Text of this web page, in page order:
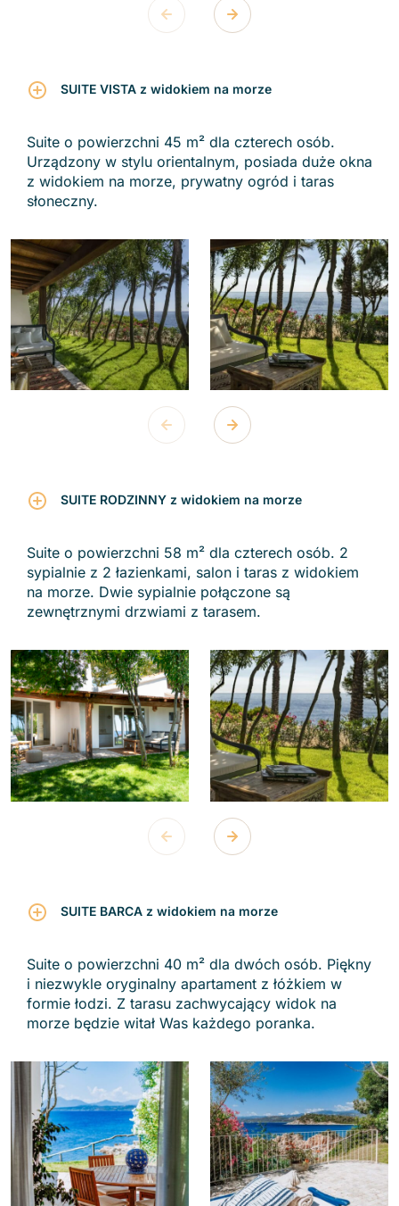
SUITE VISTA z widokiem na morze
Suite o powierzchni 45 m² dla czterech osób.
Urządzony w stylu orientalnym, posiada duże okna
z widokiem na morze, prywatny ogród i taras
słoneczny.
SUITE RODZINNY z widokiem na morze
Suite o powierzchni 58 m² dla czterech osób. 2
sypialnie z 2 łazienkami, salon i taras z widokiem
na morze. Dwie sypialnie połączone są
zewnętrznymi drzwiami z tarasem.
SUITE BARCA z widokiem na morze
Suite o powierzchni 40 m² dla dwóch osób. Piękny
i niezwykle oryginalny apartament z łóżkiem w
formie łodzi. Z tarasu zachwycający widok na
morze będzie witał Was każdego poranka.